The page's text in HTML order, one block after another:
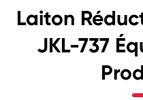
Laiton
JKL-737